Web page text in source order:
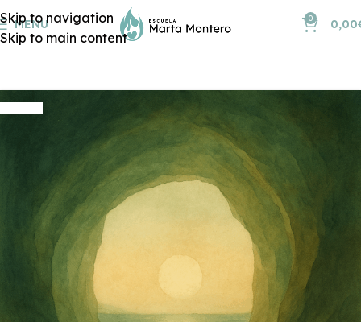
Skip to navigation
Skip to main content
MENU 0 0,00